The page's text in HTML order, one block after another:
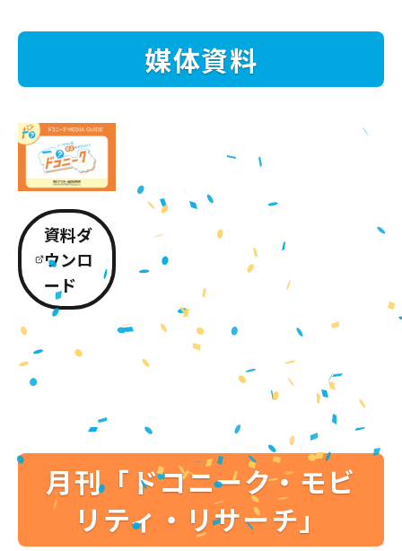
媒体資料
資料ダ
ウンロ
ード
月刊「ドコニーク・モビ
リティ・リサーチ」